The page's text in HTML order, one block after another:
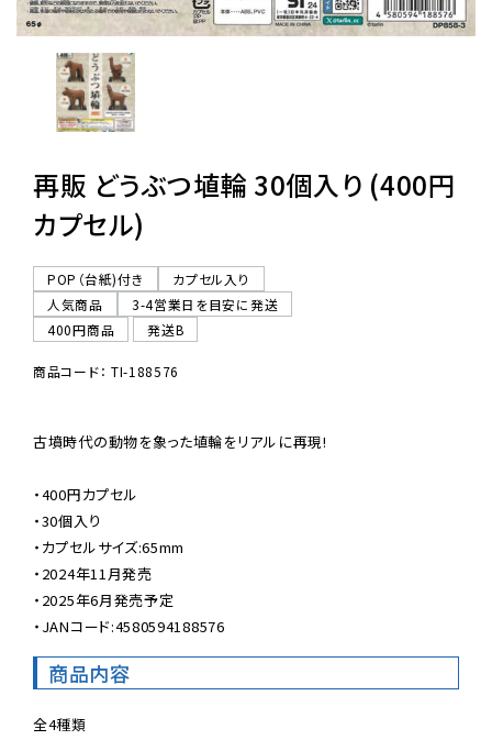
よくあるご質問
06-6282-7659
再販 どうぶつ埴輪 30個入り (400円
カプセル)
POP（台紙)付き
カプセル入り
人気商品
3-4営業日を目安に発送
400円商品
発送B
商品コード： TI-188576
古墳時代の動物を象った埴輪をリアルに再現!
・400円カプセル
・30個入り
・カプセルサイズ:65mm
・2024年11月発売
・2025年6月発売予定
・JANコード:4580594188576
商品内容
全4種類